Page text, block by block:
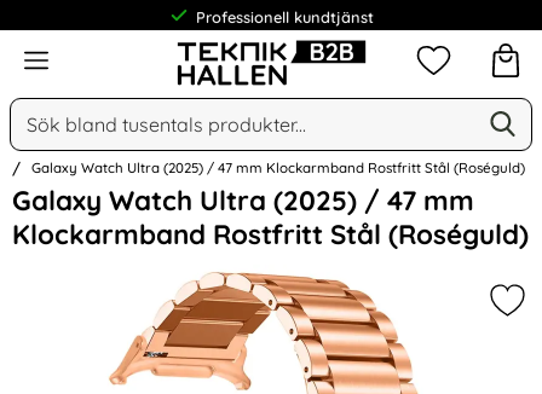
Professionell kundtjänst
Meny
Sök
Sök på Narse Group AB
Mina
Galaxy Watch Ultra (2025) / 47 mm Klockarmband Rostfritt Stål (Roséguld)
Galaxy Watch Ultra (2025) / 47 mm
Klockarmband Rostfritt Stål (Roséguld)
Hoppa
över
Bilder